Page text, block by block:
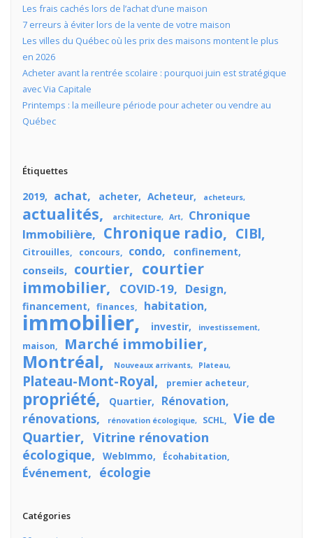
Les frais cachés lors de l’achat d’une maison
7 erreurs à éviter lors de la vente de votre maison
Les villes du Québec où les prix des maisons montent le plus
en 2026
Acheter avant la rentrée scolaire : pourquoi juin est stratégique
avec Via Capitale
Printemps : la meilleure période pour acheter ou vendre au
Québec
Étiquettes
2019 achat acheter Acheteur acheteurs
actualités architecture Art
Chronique
Immobilière
Chronique radio CIBl
Citrouilles concours condo confinement
conseils courtier
courtier
immobilier
COVID-19 Design
financement finances habitation
immobilier investir investissement
maison Marché immobilier
Montréal Nouveaux arrivants Plateau
Plateau-Mont-Royal premier acheteur
propriété Quartier Rénovation
rénovations rénovation écologique SCHL
Vie de
Quartier
Vitrine rénovation
écologique
WebImmo Écohabitation
Événement écologie
Catégories